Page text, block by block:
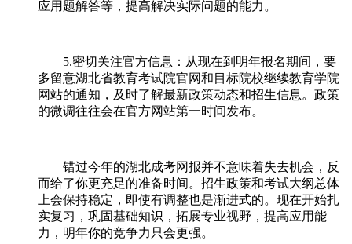
应用题解答等，提高解决实际问题的能力。
5.密切关注官方信息：从现在到明年报名期间，要
多留意湖北省教育考试院官网和目标院校继续教育学院
网站的通知，及时了解最新政策动态和招生信息。政策
的微调往往会在官方网站第一时间发布。
错过今年的湖北成考网报并不意味着失去机会，反
而给了你更充足的准备时间。招生政策和考试大纲总体
上会保持稳定，即使有调整也是渐进式的。现在开始扎
实复习，巩固基础知识，拓展专业视野，提高应用能
力，明年你的竞争力只会更强。